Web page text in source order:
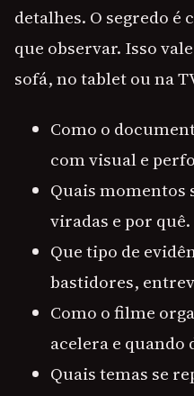
detalhes. O segredo
que observar. Isso
sofá, no tablet ou na
Como o
com visual e
Quais momentos
viradas e por quê.
Que tipo de
bastidores,
Como o filme
acelera e quando
Quais temas se